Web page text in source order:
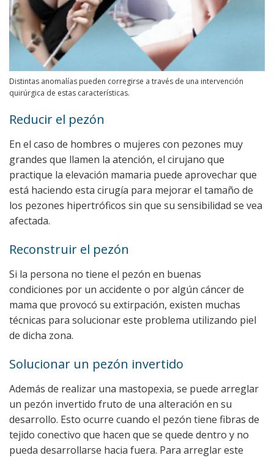
Distintas anomalías pueden corregirse a través de una intervención
quirúrgica de estas características.
Reducir el pezón
En el caso de hombres o mujeres con pezones muy
grandes que llamen la atención, el cirujano que
practique la elevación mamaria puede aprovechar que
está haciendo esta cirugía para mejorar el tamaño de
los pezones hipertróficos sin que su sensibilidad se vea
afectada.
Reconstruir el pezón
Si la persona no tiene el pezón en buenas
condiciones por un accidente o por algún cáncer de
mama que provocó su extirpación, existen muchas
técnicas para solucionar este problema utilizando piel
de dicha zona.
Solucionar un pezón invertido
Además de realizar una mastopexia, se puede arreglar
un pezón invertido fruto de una alteración en su
desarrollo. Esto ocurre cuando el pezón tiene fibras de
tejido conectivo que hacen que se quede dentro y no
pueda desarrollarse hacia fuera. Para arreglar este